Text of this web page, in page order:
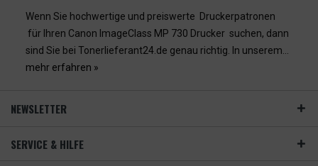
Wenn Sie hochwertige und preiswerte Druckerpatronen
für Ihren Canon ImageClass MP 730 Drucker suchen, dann
sind Sie bei Tonerlieferant24.de genau richtig. In unserem...
mehr erfahren »
NEWSLETTER
SERVICE & HILFE